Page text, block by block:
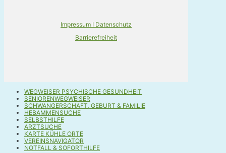
Impressum I Datenschutz
Barrierefreiheit
WEGWEISER PSYCHISCHE GESUNDHEIT
SENIORENWEGWEISER
SCHWANGERSCHAFT, GEBURT & FAMILIE
HEBAMMENSUCHE
SELBSTHILFE
ARZTSUCHE
KARTE KÜHLE ORTE
VEREINSNAVIGATOR
NOTFALL & SOFORTHILFE